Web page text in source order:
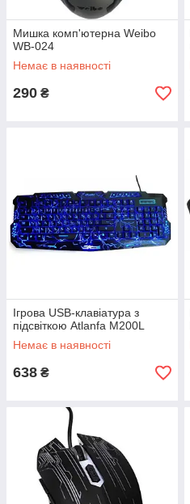
Мишка комп'ютерна Weibo
WB-024
Немає в наявності
290 ₴
Ігрова USB-клавіатура з
підсвіткою Atlanfa M200L
Немає в наявності
638 ₴